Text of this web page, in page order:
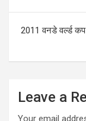
2011 वनडे वर्ल्ड कप
Leave a
Your email